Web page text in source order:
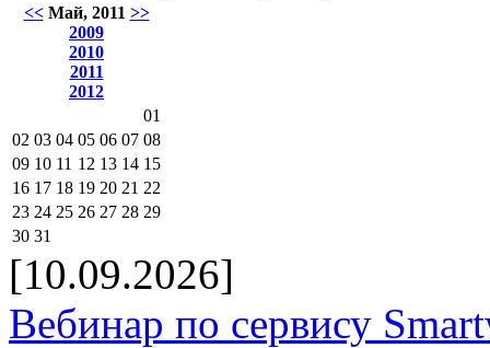
<< Май, 2011 >>
2009
2010
2011
2012
01
02 03 04 05 06 07 08
09 10 11 12 13 14 15
16 17 18 19 20 21 22
23 24 25 26 27 28 29
30 31
[10.09.2026]
Вебинар по сервису